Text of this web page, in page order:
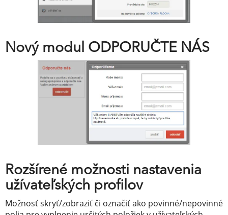
Nový modul ODPORUČTE NÁS
Rozšírené možnosti nastavenia
užívateľských profilov
Možnosť skryť/zobraziť či označiť ako povinné/nepovinné